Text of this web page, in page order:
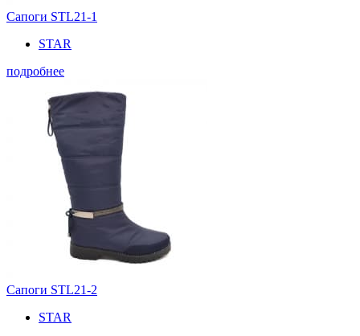
Сапоги STL21-1
STAR
подробнее
Сапоги STL21-2
STAR